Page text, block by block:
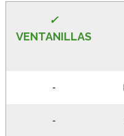
✓
VENTANILLAS
-
-